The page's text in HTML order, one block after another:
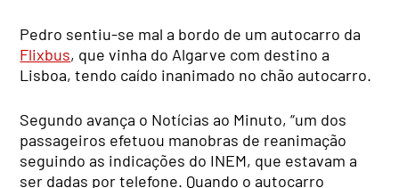
Pedro sentiu-se mal a bordo de um autocarro da
Flixbus, que vinha do Algarve com destino a
Lisboa, tendo caído inanimado no chão autocarro.
Segundo avança o Notícias ao Minuto, “um dos
passageiros efetuou manobras de reanimação
seguindo as indicações do INEM, que estavam a
ser dadas por telefone. Quando o autocarro